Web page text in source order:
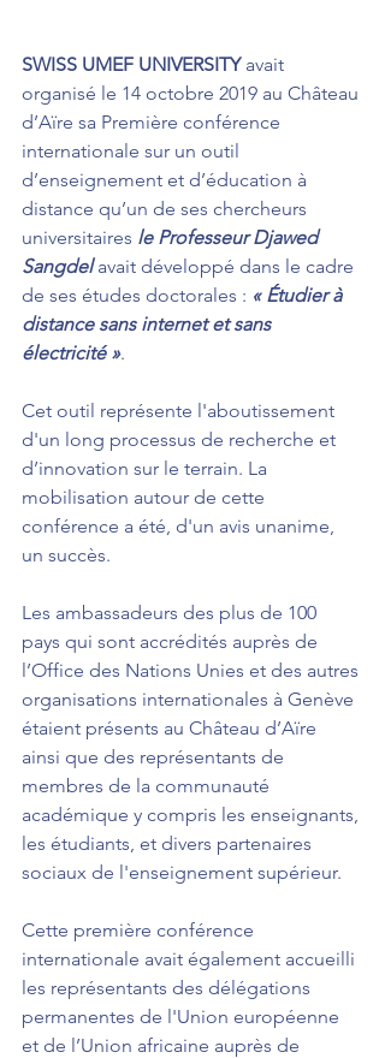
SWISS UMEF UNIVERSITY avait
organisé le 14 octobre 2019 au Château
d’Aïre sa Première conférence
internationale sur un outil
d’enseignement et d’éducation à
distance qu’un de ses chercheurs
universitaires le Professeur Djawed
Sangdel avait développé dans le cadre
de ses études doctorales : « Étudier à
distance sans internet et sans
électricité ».
Cet outil représente l'aboutissement
d'un long processus de recherche et
d’innovation sur le terrain. La
mobilisation autour de cette
conférence a été, d'un avis unanime,
un succès.
Les ambassadeurs des plus de 100
pays qui sont accrédités auprès de
l’Office des Nations Unies et des autres
organisations internationales à Genève
étaient présents au Château d’Aïre
ainsi que des représentants de
membres de la communauté
académique y compris les enseignants,
les étudiants, et divers partenaires
sociaux de l'enseignement supérieur.
Cette première conférence
internationale avait également accueilli
les représentants des délégations
permanentes de l'Union européenne
et de l’Union africaine auprès de